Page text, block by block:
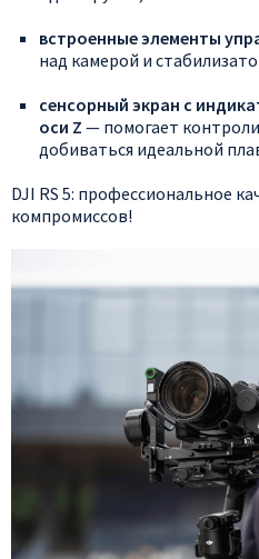
встроенныеэлементы
над камерой и
сенсорный экран с
оси Z — помогает
добиваться идеальной
DJI RS 5: профессиональное
компромиссов!